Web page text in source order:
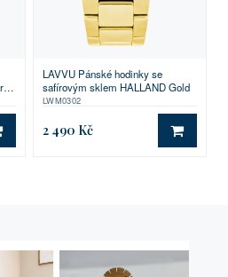
KOŠÍKU
LAVVU Pánské hodinky se
safírovým sklem HALLAND Gold
LWM0302
2 490 Kč DO